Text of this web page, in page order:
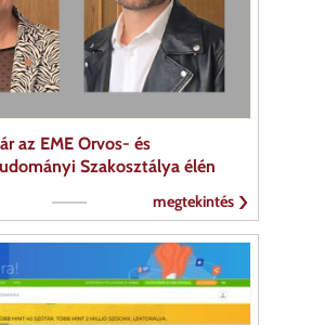
az EME Orvos- és
Szakosztálya élén
megtekintés